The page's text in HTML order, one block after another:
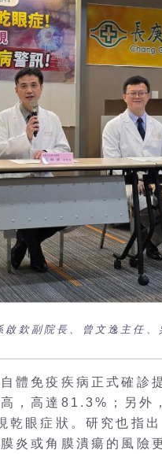
欽副院長、曾文逸主任
體免疫疾病正式確診
，高達81.3%；另外
乾眼症狀。研究也指
炎或角膜潰瘍的風險